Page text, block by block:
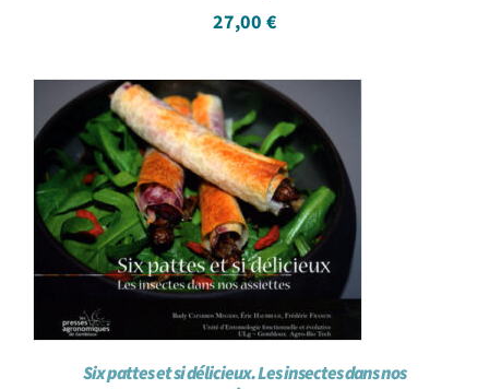
27,00 €
Six pattes et si délicieux. Les insectes dans nos